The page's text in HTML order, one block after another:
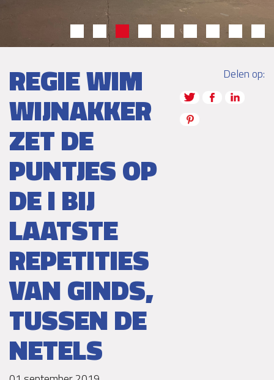
REGIE WIM
WIJNAKKER
ZET DE
PUNTJES OP
DE I BIJ
LAATSTE
REPETITIES
VAN GINDS,
TUSSEN DE
NETELS
Delen op: